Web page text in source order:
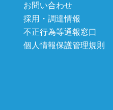
お問い合わせ
採用・調達情報
不正行為等通報窓口
個人情報保護管理規則